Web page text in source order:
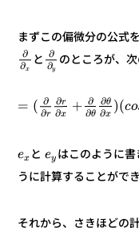
まずこの偏微分の公式
∂
∂x
と ∂
∂y
のところが、
= ( ∂
∂r
∂r
∂x + ∂
∂θ
∂θ
∂x )(co
ex と ey はこのように
うに計算することができ
それから、さきほどの